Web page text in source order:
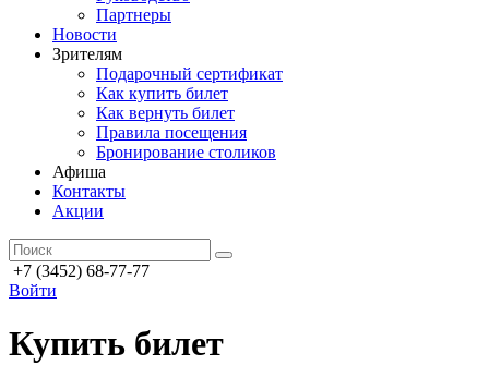
Партнеры
Новости
Зрителям
Подарочный сертификат
Как купить билет
Как вернуть билет
Правила посещения
Бронирование столиков
Афиша
Контакты
Акции
+7 (3452) 68-77-77
Войти
Купить билет